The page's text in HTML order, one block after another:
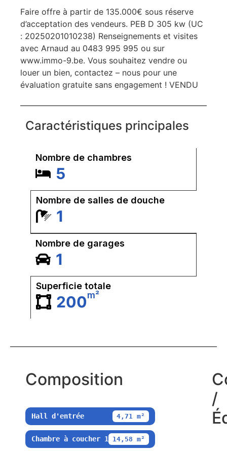
Faire offre à partir de 135.000€ sous réserve
d’acceptation des vendeurs. PEB D 305 kw (UC
: 20250201010238) Renseignements et visites
avec Arnaud au 0483 995 995 ou sur
www.immo-9.be. Vous souhaitez vendre ou
louer un bien, contactez – nous pour une
évaluation gratuite sans engagement ! VENDU
Caractéristiques principales
Nombre de chambres
5
Nombre de salles de douche
1
Nombre de garages
1
Superficie totale
200m²
Composition
Hall d'entrée 4,71 m²
Chambre à coucher 1 14,58 m²
/